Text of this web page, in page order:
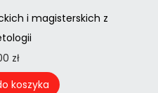
i magisterskich z
zł
koszyka